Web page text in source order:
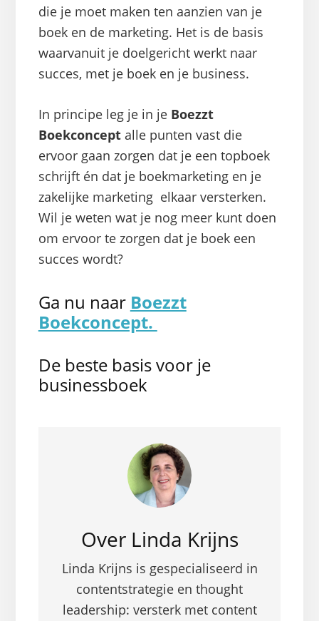
die je moet maken ten aanzien van je
boek en de marketing. Het is de basis
waarvanuit je doelgericht werkt naar
succes, met je boek en je business.
In principe leg je in je Boezzt
Boekconceptalle punten vast die
ervoor gaan zorgen dat je een topboek
schrijft én dat je boekmarketing en je
zakelijke marketing elkaar versterken.
Wil je weten wat je nog meer kunt doen
om ervoor te zorgen dat je boek een
succes wordt?
Ga nu naar Boezzt
Boekconcept.
De beste basis voor je
businessboek
Over Linda Krijns
Linda Krijns is gespecialiseerd in
contentstrategie en thought
leadership: versterk met content